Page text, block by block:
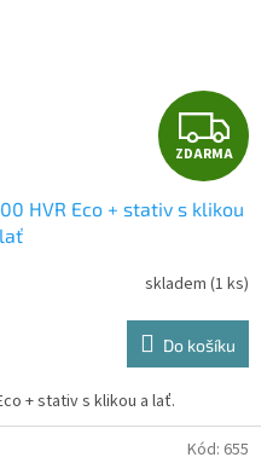
Z
D
A
R
M
A
ZDARMA
HVR Eco + stativ s klikou
skladem(1 ks)
Do košíku
+ stativ s klikou a lať.
Kód: 655